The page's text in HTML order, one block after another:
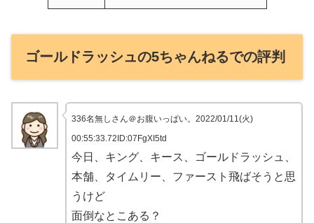
ゴールドラッシュの5ちゃんねるでの評判
336名無しさん＠お腹いっぱい。2022/01/11(火)
00:55:33.72ID:07FgXI5td
今日、キング、キース、ゴールドラッシュ、
本舗、タイムリー、ファースト飛ばそうと思
うけど
面倒なとこある？